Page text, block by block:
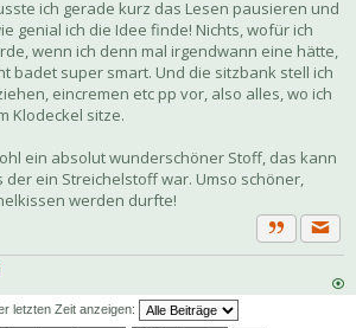
ich gerade kurz das Lesen pausieren und
genial ich die Idee finde! Nichts, wofür ich
wenn ich denn mal irgendwann eine hätte,
badet super smart. Und die sitzbank stell ich
eincremen etc pp vor, also alles, wo ich
Klodeckel sitze.
ein absolut wunderschöner Stoff, das kann
der ein Streichelstoff war. Umso schöner,
werden durfte!
Zitat
letzten Zeit anzeigen: